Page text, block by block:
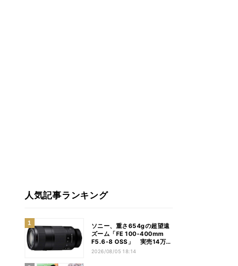
人気記事ランキング
ソニー、重さ654gの超望遠
ズーム「FE 100-400mm
F5.6-8 OSS」 実売14万円
前後
2026/08/05 18:14